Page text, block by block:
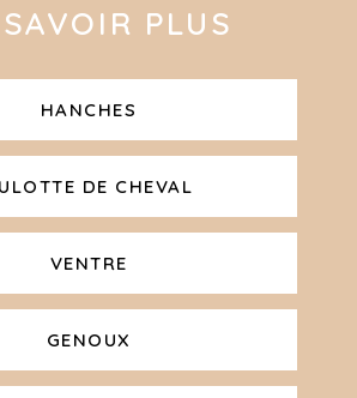
PLUS
HANCHES
DE CHEVAL
VENTRE
GENOUX